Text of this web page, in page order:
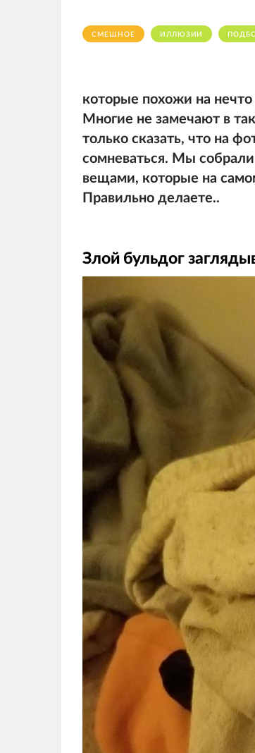
СМЕШНОЕ ИЛЛЮЗИИ
которые похожи на нечто
Многие не замечают в
только сказать, что на
сомневаться. Мы
вещами, которые на
Правильно делаете..
Злой бульдог